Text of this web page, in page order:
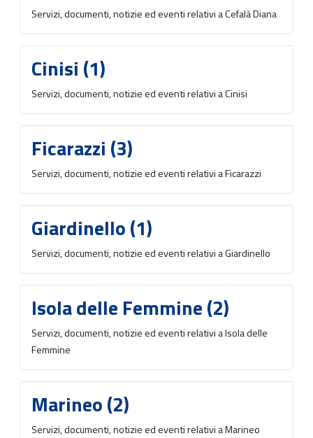
Servizi, documenti, notizie ed eventi relativi a Cefalà Diana
Cinisi (1)
Servizi, documenti, notizie ed eventi relativi a Cinisi
Ficarazzi (3)
Servizi, documenti, notizie ed eventi relativi a Ficarazzi
Giardinello (1)
Servizi, documenti, notizie ed eventi relativi a Giardinello
Isola delle Femmine (2)
Servizi, documenti, notizie ed eventi relativi a Isola delle
Femmine
Marineo (2)
Servizi, documenti, notizie ed eventi relativi a Marineo